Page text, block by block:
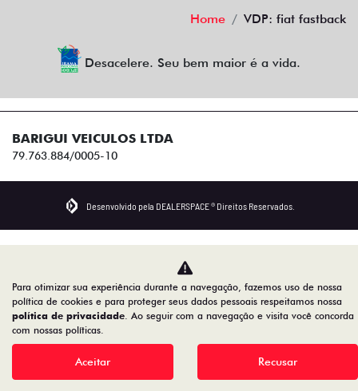
Home VDP: fiat fastback
Desacelere. Seu bem maior é a vida.
BARIGUI VEICULOS LTDA
79.763.884/0005-10
Desenvolvido pela DEALERSPACE ® Direitos Reservados.
Para otimizar sua experiência durante a navegação, fazemos uso de nossa
política de cookies e para proteger seus dados pessoais respeitamos nossa
política de privacidade. Ao seguir com a navegação e visita você concorda
com nossas políticas.
Aceitar Recusar